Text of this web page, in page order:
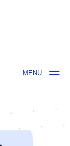
MENU